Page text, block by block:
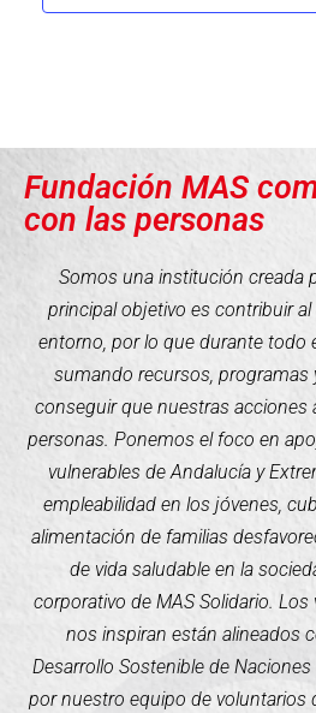
Fundación MAS
con las personas
Somos una institución creada
principal objetivo es contribuir
entorno, por lo que durante todo
sumando recursos, programas
conseguir que nuestras acciones
personas. Ponemos el foco en
vulnerables de Andalucía y
empleabilidad en los jóvenes,
alimentación de familias
de vida saludable en la
corporativo de MAS Solidario.
nos inspiran están alineados
Desarrollo Sostenible de
por nuestro equipo de voluntarios